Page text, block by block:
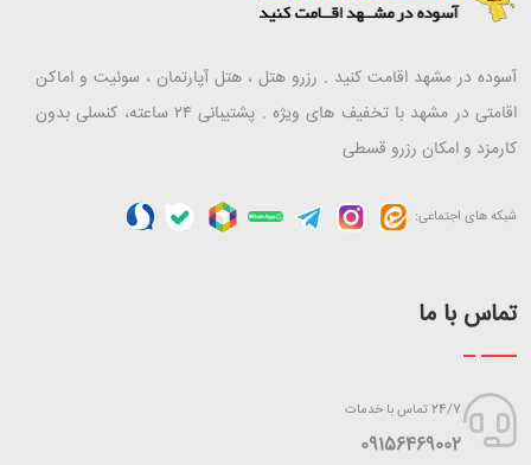
آسوده در مشهد اقامت کنید . رزرو هتل ، هتل آپارتمان ، سوئیت و اماکن
اقامتی در مشهد با تخفیف های ویژه . پشتیبانی ۲۴ ساعته، کنسلی بدون
کارمزد و امکان رزرو قسطی
شبکه های اجتماعی:
تماس با ما
24/7 تماس با خدمات
‪09156469002